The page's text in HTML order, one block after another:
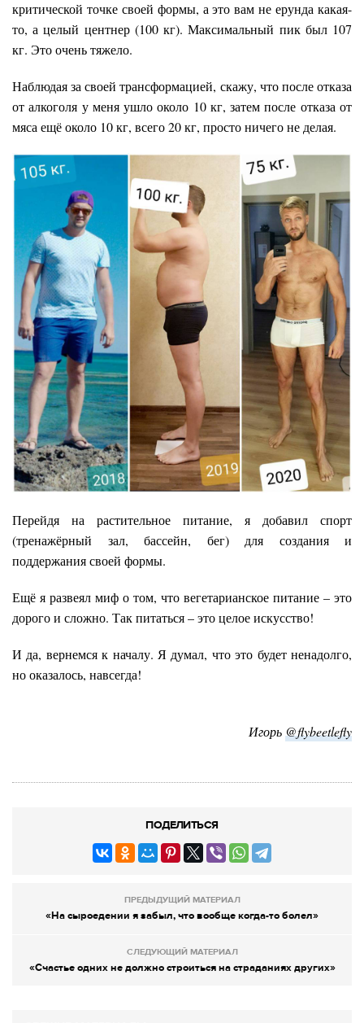
критической точке своей формы, а это вам не ерунда какая-
то, а целый центнер (100 кг). Максимальный пик был 107
кг. Это очень тяжело.
Наблюдая за своей трансформацией, скажу, что после отказа
от алкоголя у меня ушло около 10 кг, затем после отказа от
мяса ещё около 10 кг, всего 20 кг, просто ничего не делая.
Перейдя на растительное питание, я добавил спорт
(тренажёрный зал, бассейн, бег) для создания и
поддержания своей формы.
Ещё я развеял миф о том, что вегетарианское питание – это
дорого и сложно. Так питаться – это целое искусство!
И да, вернемся к началу. Я думал, что это будет ненадолго,
но оказалось, навсегда!
Игорь @flybeetlefly
ПОДЕЛИТЬСЯ
ПРЕДЫДУЩИЙ МАТЕРИАЛ
«На сыроедении я забыл, что вообще когда-то болел»
СЛЕДУЮЩИЙ МАТЕРИАЛ
«Счастье одних не должно строиться на страданиях других»